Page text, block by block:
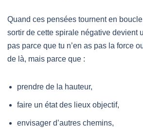
Quand ces pensées tournent en
sortir de cette spirale négative devient
pas parce que tu n’en as pas la force
de là, mais parce que :
prendre de la hauteur,
faire un état des lieux objectif,
envisager d’autres chemins,